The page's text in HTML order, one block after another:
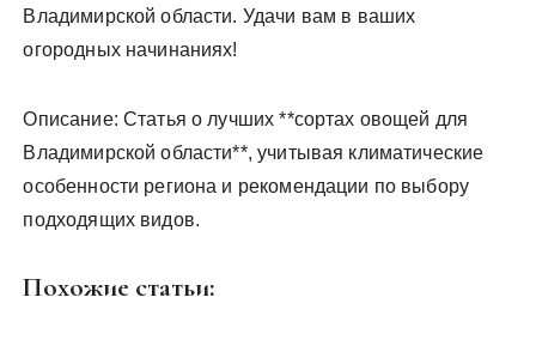
Владимирской области. Удачи вам в ваших
огородных начинаниях!
Описание: Статья о лучших **сортах овощей для
Владимирской области**, учитывая климатические
особенности региона и рекомендации по выбору
подходящих видов.
Похожие статьи: